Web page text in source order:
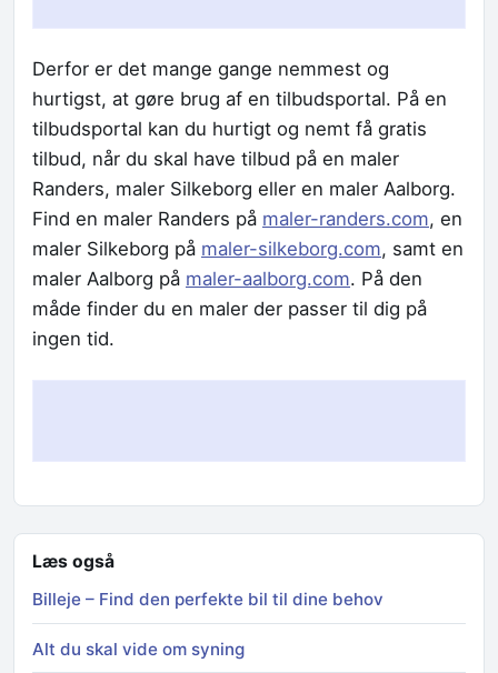
Derfor er det mange gange nemmest og
hurtigst, at gøre brug af en tilbudsportal. På en
tilbudsportal kan du hurtigt og nemt få gratis
tilbud, når du skal have tilbud på en maler
Randers, maler Silkeborg eller en maler Aalborg.
Find en maler Randers på maler-randers.com, en
maler Silkeborg på maler-silkeborg.com, samt en
maler Aalborg på maler-aalborg.com. På den
måde finder du en maler der passer til dig på
ingen tid.
Læs også
Billeje – Find den perfekte bil til dine behov
Alt du skal vide om syning